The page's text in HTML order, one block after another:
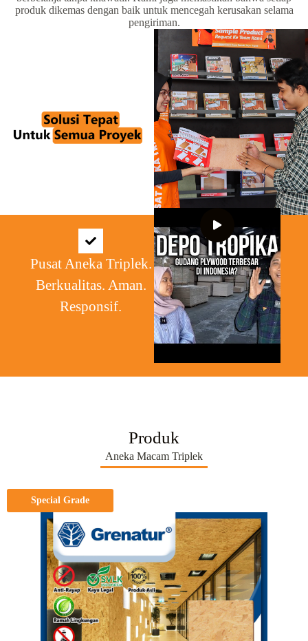
produk dikemas dengan baik untuk mencegah kerusakan selama
pengiriman.
Pusat Aneka Triplek.
Berkualitas. Aman.
Responsif.
Produk
Aneka Macam Triplek
Special Grade